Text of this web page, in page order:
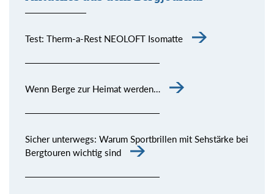
Test: Therm-a-Rest NEOLOFT Isomatte
Wenn Berge zur Heimat werden…
Sicher unterwegs: Warum Sportbrillen mit Sehstärke bei
Bergtouren wichtig sind